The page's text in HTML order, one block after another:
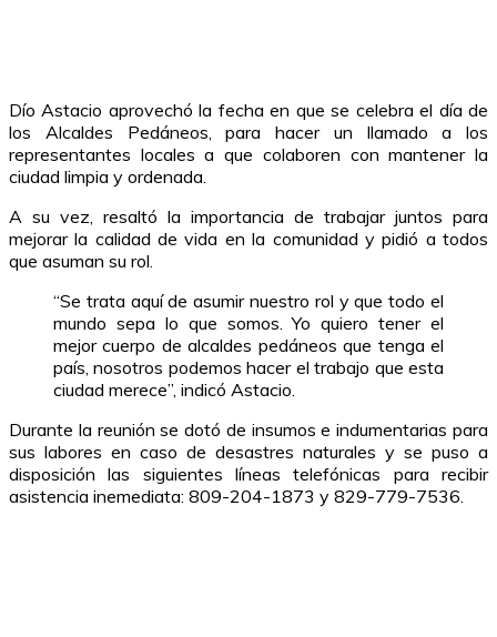
Dío Astacio aprovechó la fecha en que se celebra el día de
los Alcaldes Pedáneos, para hacer un llamado a los
representantes locales a que colaboren con mantener la
ciudad limpia y ordenada.
A su vez, resaltó la importancia de trabajar juntos para
mejorar la calidad de vida en la comunidad y pidió a todos
que asuman su rol.
“Se trata aquí de asumir nuestro rol y que todo el
mundo sepa lo que somos. Yo quiero tener el
mejor cuerpo de alcaldes pedáneos que tenga el
país, nosotros podemos hacer el trabajo que esta
ciudad merece”, indicó Astacio.
Durante la reunión se dotó de insumos e indumentarias para
sus labores en caso de desastres naturales y se puso a
disposición las siguientes líneas telefónicas para recibir
asistencia inemediata: 809-204-1873 y 829-779-7536.